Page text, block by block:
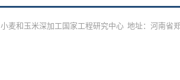
小麦和玉米深加工国家工程研究中心 地址：河南省